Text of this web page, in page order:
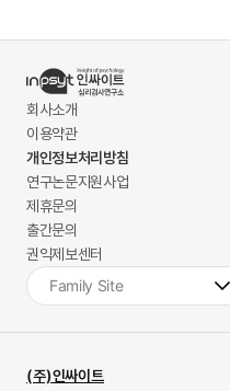
회사소개
이용약관
개인정보처리방침
연구논문지원사업
제휴문의
출간문의
권익제보센터
(주)인싸이트